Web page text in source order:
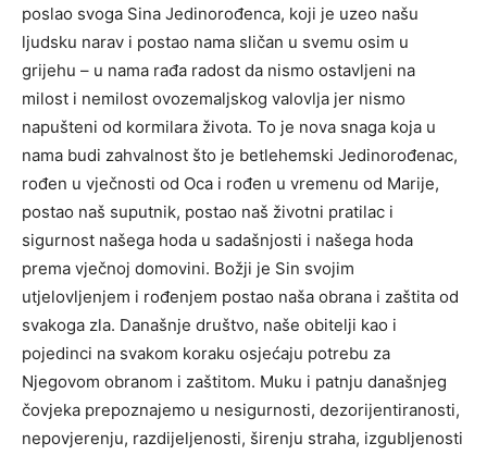
poslao svoga Sina Jedinorođenca, koji je uzeo našu
ljudsku narav i postao nama sličan u svemu osim u
grijehu – u nama rađa radost da nismo ostavljeni na
milost i nemilost ovozemaljskog valovlja jer nismo
napušteni od kormilara života. To je nova snaga koja u
nama budi zahvalnost što je betlehemski Jedinorođenac,
rođen u vječnosti od Oca i rođen u vremenu od Marije,
postao naš suputnik, postao naš životni pratilac i
sigurnost našega hoda u sadašnjosti i našega hoda
prema vječnoj domovini. Božji je Sin svojim
utjelovljenjem i rođenjem postao naša obrana i zaštita od
svakoga zla. Današnje društvo, naše obitelji kao i
pojedinci na svakom koraku osjećaju potrebu za
Njegovom obranom i zaštitom. Muku i patnju današnjeg
čovjeka prepoznajemo u nesigurnosti, dezorijentiranosti,
nepovjerenju, razdijeljenosti, širenju straha, izgubljenosti